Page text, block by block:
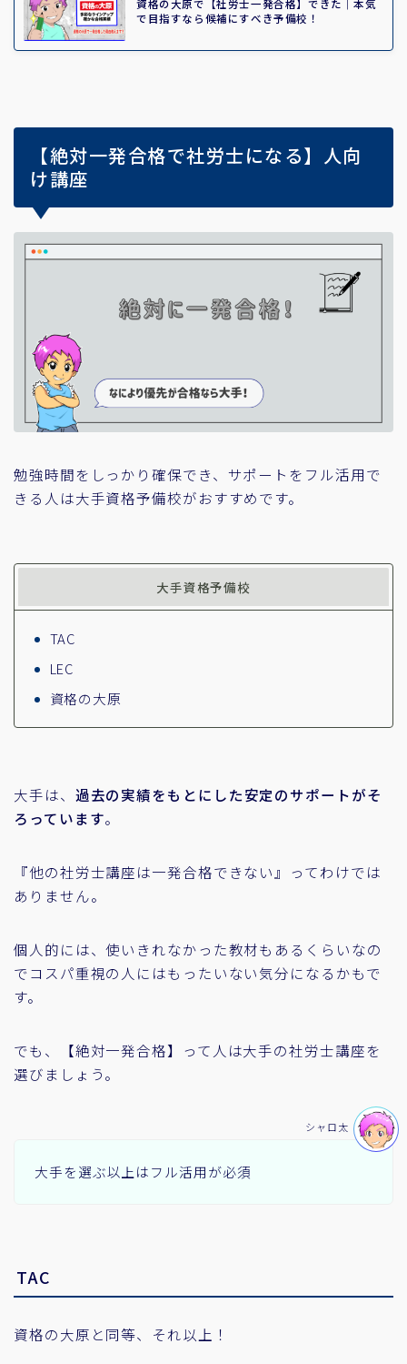
資格の大原で【社労士一発合格】できた｜本気
で目指すなら候補にすべき予備校！
【絶対一発合格で社労士になる】人向
け講座
勉強時間をしっかり確保でき、サポートをフル活用で
きる人は大手資格予備校がおすすめです。
大手資格予備校
TAC
LEC
資格の大原
大手は、 過去の実績をもとにした安定のサポートがそ
ろっています。
『他の社労士講座は一発合格できない』ってわけでは
ありません。
個人的には、使いきれなかった教材もあるくらいなの
でコスパ重視の人にはもったいない気分になるかもで
す。
でも、【絶対一発合格】って人は大手の社労士講座を
選びましょう。
大手を選ぶ以上はフル活用が必須
シャロ太
TAC
資格の大原と同等、それ以上！